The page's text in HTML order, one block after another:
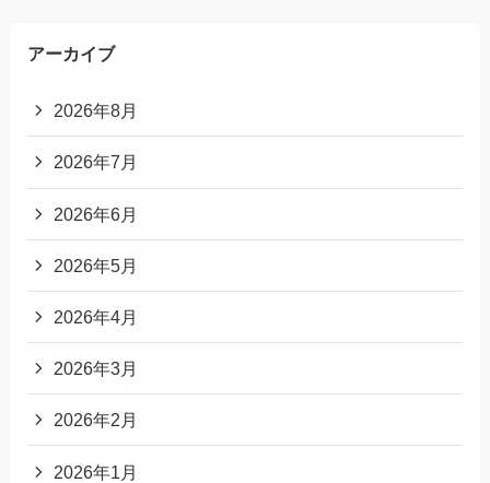
アーカイブ
2026年8月
2026年7月
2026年6月
2026年5月
2026年4月
2026年3月
2026年2月
2026年1月